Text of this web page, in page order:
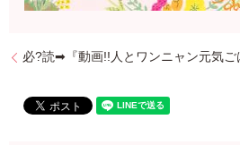
必?読➡『動画!!人とワンニャン元気ご